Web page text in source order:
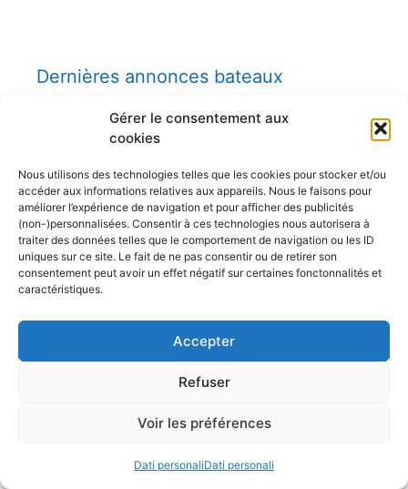
Gérer le consentement aux
cookies
Nous utilisons des technologies telles que les cookies pour stocker et/ou
accéder aux informations relatives aux appareils. Nous le faisons pour
améliorer l’expérience de navigation et pour afficher des publicités
(non-)personnalisées. Consentir à ces technologies nous autorisera à
traiter des données telles que le comportement de navigation ou les ID
uniques sur ce site. Le fait de ne pas consentir ou de retirer son
consentement peut avoir un effet négatif sur certaines fonctonnalités et
caractéristiques.
Accepter
Refuser
Voir les préférences
Dati personaliDati personali
Dernières annonces bateaux
Doris 5,8m
6,000.00€
Bateau à voile Tes 678 BT
La Roche Bernard
22,000.00€
Vente voilier Jeanneau Symphonie
La Rochelle
Déposez votre annonce bateau